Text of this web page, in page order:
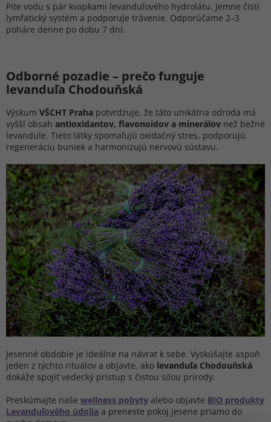
Pite vodu s pár kvapkami levanduľového hydrolátu. Jemne čistí
lymfatický systém a podporuje trávenie. Odporúčame 2–3
poháre denne po dobu 7 dní.
Odborné pozadie – prečo funguje
levanduľa Chodouňská
Výskum VŠCHT Praha potvrdzuje, že táto unikátna odroda má
vyšší obsah antioxidantov, flavonoidov a minerálov než bežné
levandule. Tieto látky spomaľujú oxidačný stres, podporujú
regeneráciu buniek a harmonizujú nervovú sústavu.
Jesenné obdobie je ideálne na návrat k sebe. Vyskúšajte aspoň
jeden z týchto rituálov a objavte, ako levanduľa Chodouňská
dokáže spojiť vedecký prístup s čistou silou prírody.
Preskúmajte naše wellness pobyty alebo objavte BIO produkty
Levanduľového údolia a preneste pokoj jesene priamo do